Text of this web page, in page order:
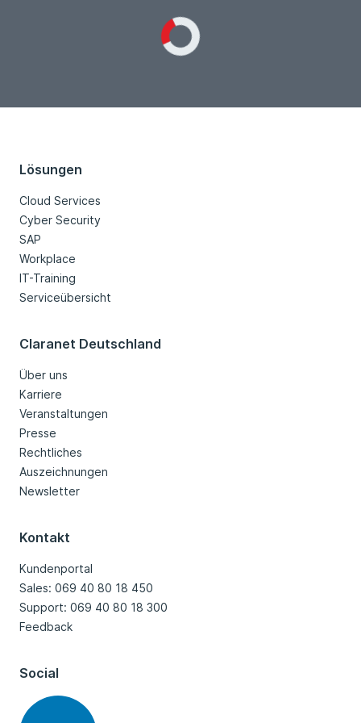
Lösungen
Cloud Services
Cyber Security
SAP
Workplace
IT-Training
Serviceübersicht
Claranet Deutschland
Über uns
Karriere
Veranstaltungen
Presse
Rechtliches
Auszeichnungen
Newsletter
Kontakt
Kundenportal
Sales: 069 40 80 18 450
Support: 069 40 80 18 300
Feedback
Social